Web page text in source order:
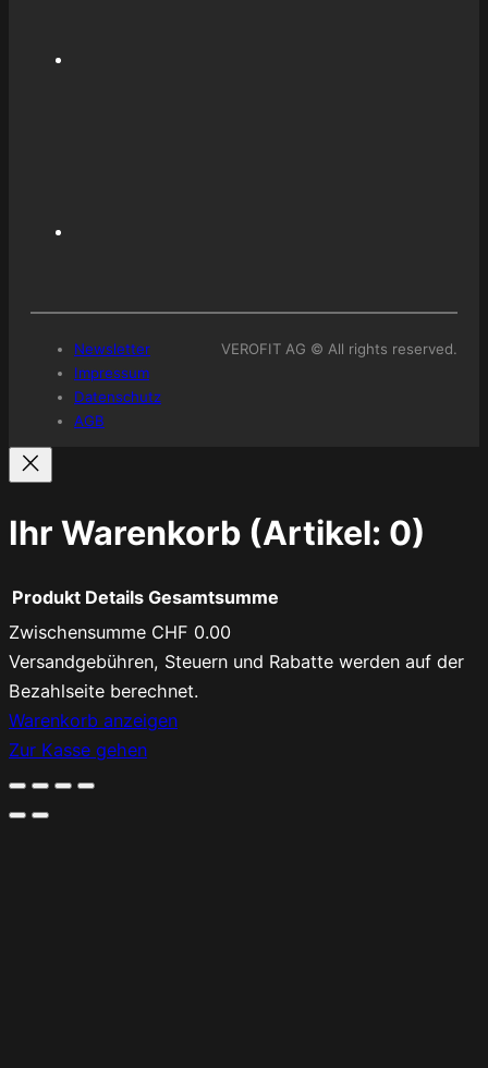
Newsletter
Impressum
Datenschutz
AGB
VEROFIT AG © All rights reserved.
Ihr Warenkorb (Artikel: 0)
Produkte
im
Warenkorb
Produkt Details Gesamtsumme
Zwischensumme CHF 0.00
Versandgebühren, Steuern und Rabatte werden auf der
Bezahlseite berechnet.
Warenkorb anzeigen
Zur Kasse gehen